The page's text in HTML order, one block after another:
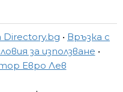
Directory.bg • Връзка с
за използване •
Евро Лев